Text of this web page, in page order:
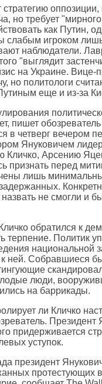
оппозиции,
но требует
как Путин,
слабым игроком
наблюдатели.
"выглядит
на Украине.
но политологи
еще и из-за
пишет обозреватель
в четверг вечером
Януковичем
Кличко, Арсению
признать перед
лишь
не смогли и
обратился к
терпение. Политик
национальной
к ней. Собравшиеся
люди,
на баррикады.
ли Кличко
Президент
придерживается
уступок.
президент
протестующих